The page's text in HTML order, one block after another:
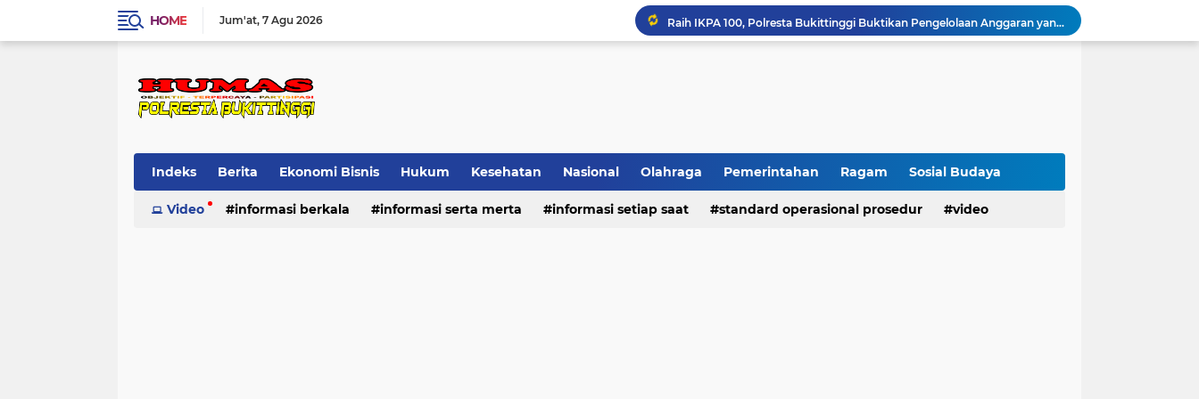
HOME Jum'at 7 Agu 2026
Polresta Bukittinggi Gelar Upacara Sertijab Sejumlah Pejabat dan laporan Kenaikan Pangkat Pengabdian
Penguatan Akuntabilitas dan Tata Kelola, Polresta Bukittinggi Terima Audit Kinerja dari Tim BPK RI
Indeks Berita Ekonomi Bisnis Hukum Kesehatan Nasional Olahraga Pemerintahan Ragam Sosial Budaya
Standard Operasional Prosedur Video
Video informasi berkala informasi serta merta informasi setiap saat standard operasional prosedur video